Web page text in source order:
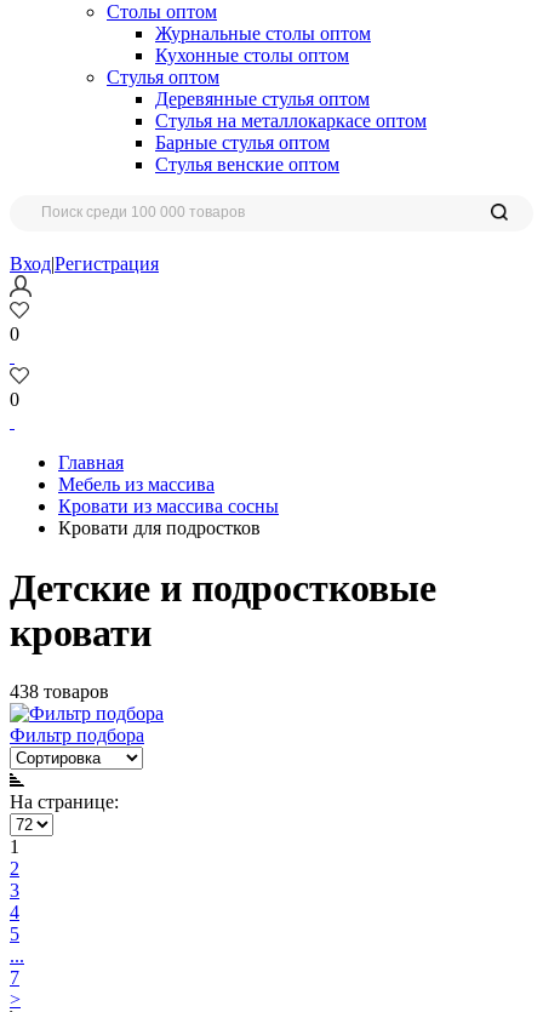
Столы оптом
Журнальные столы оптом
Кухонные столы оптом
Стулья оптом
Деревянные стулья оптом
Стулья на металлокаркасе оптом
Барные стулья оптом
Стулья венские оптом
Вход|Регистрация
0
0
Главная
Мебель из массива
Кровати из массива сосны
Кровати для подростков
Детские и подростковые
кровати
438 товаров
Фильтр подбора
На странице:
1
2
3
4
5
...
7
>